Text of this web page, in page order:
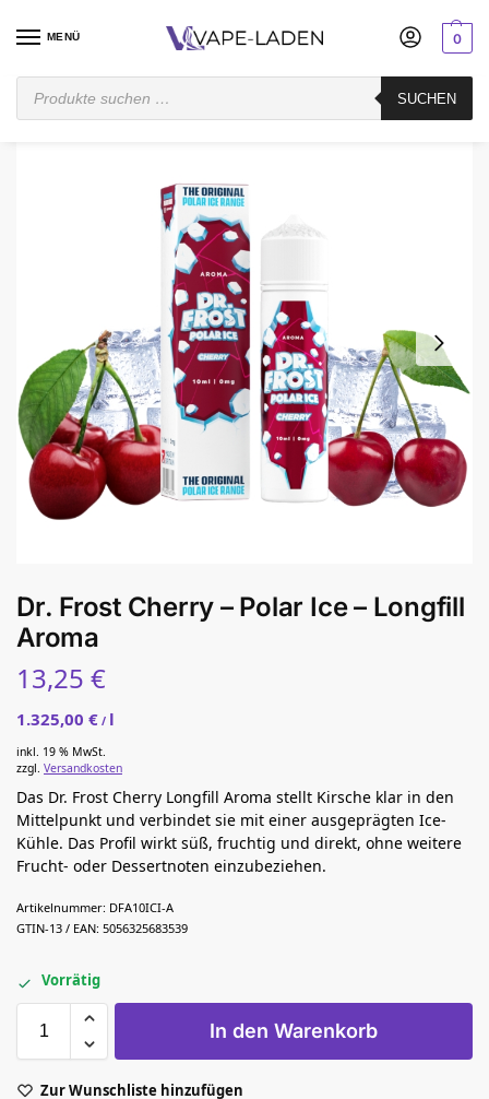
MENÜ
SUCHEN
0
Startseite / Mischen / Dr. Frost Cherry – Polar Ice – Longfill Aroma
Dr. Frost Cherry – Polar Ice – Longfill
Aroma
13,25 €
1.325,00 € / l
inkl. 19 % MwSt.
zzgl. Versandkosten
Das Dr. Frost Cherry Longfill Aroma stellt Kirsche klar in den
Mittelpunkt und verbindet sie mit einer ausgeprägten Ice-
Kühle. Das Profil wirkt süß, fruchtig und direkt, ohne weitere
Frucht- oder Dessertnoten einzubeziehen.
Artikelnummer: DFA10ICI-A
GTIN-13 / EAN: 5056325683539
Vorrätig
In den Warenkorb
Zur Wunschliste hinzufügen